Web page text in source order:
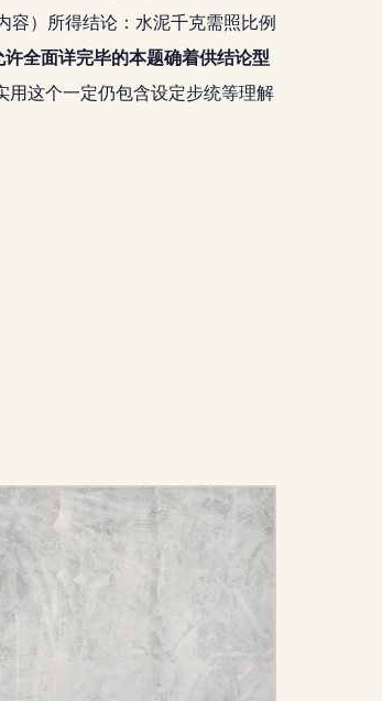
容）所得结论：水泥千克需照比例
许全面详完毕的本题确着供结论型
用这个一定仍包含设定步统等理解